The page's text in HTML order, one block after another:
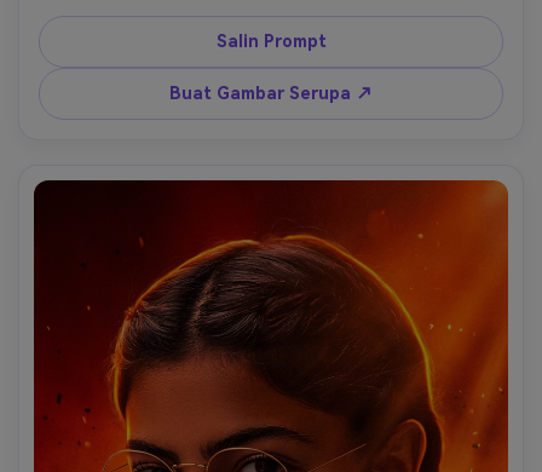
asli, gaya rambut, ekspresi, warna kulit, proporsi tubuh,
dan pose tanpa distorsi; pertahankan komposisi sentral
yang kuat dan kehadiran heroik; ubah adegan menjadi
tata letak poster berdampak tinggi dengan palet warna
merah-oranye-hitam yang dramatis, asap tebal, awan
tepi intens dalam warna oranye-kuning hangat;
tambahkan elemen gerak dinamis seperti puing-puing
terbang, suar cahaya, jejak energi, dan tekstur halftone
halus untuk menekankan skala dan intensitas; rancang
dengan jelas sebagai gambar poster film akhir dengan
komposisi siap poster; integrasikan tipografi yang dilukis
tangan, tebal, terdistorsi, dan besar langsung ke dalam
gambar dengan tulisan "UNSTOPPABLE", menggunakan
huruf seni kuas tebal dengan tepi kasar, tekstur tergores,
dan sapuan tidak merata, mirip font judul film aksi yang
Salin Prompt
Buat Gambar Serupa ↗